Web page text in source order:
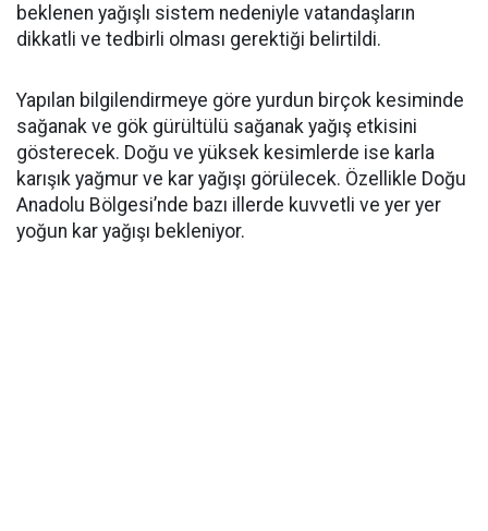
beklenen yağışlı sistem nedeniyle vatandaşların
dikkatli ve tedbirli olması gerektiği belirtildi.
Yapılan bilgilendirmeye göre yurdun birçok kesiminde
sağanak ve gök gürültülü sağanak yağış etkisini
gösterecek. Doğu ve yüksek kesimlerde ise karla
karışık yağmur ve kar yağışı görülecek. Özellikle Doğu
Anadolu Bölgesi’nde bazı illerde kuvvetli ve yer yer
yoğun kar yağışı bekleniyor.